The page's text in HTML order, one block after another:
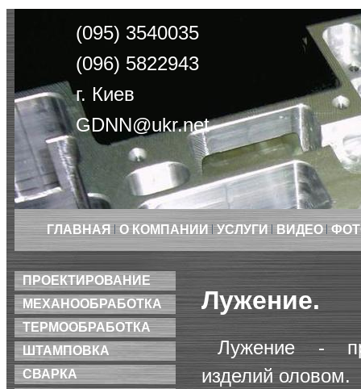
(095) 3540035
(096) 5822943
г. Киев
GDNN@ukr.net
ГЛАВНАЯ О КОМПАНИИ УСЛУГИ ВИДЕО
ПРОЕКТИРОВАНИЕ
МЕХАНООБРАБОТКА
ТЕРМООБРАБОТКА
ШТАМПОВКА
СВАРКА
Лужение.
Лужение -
изделий оловом.